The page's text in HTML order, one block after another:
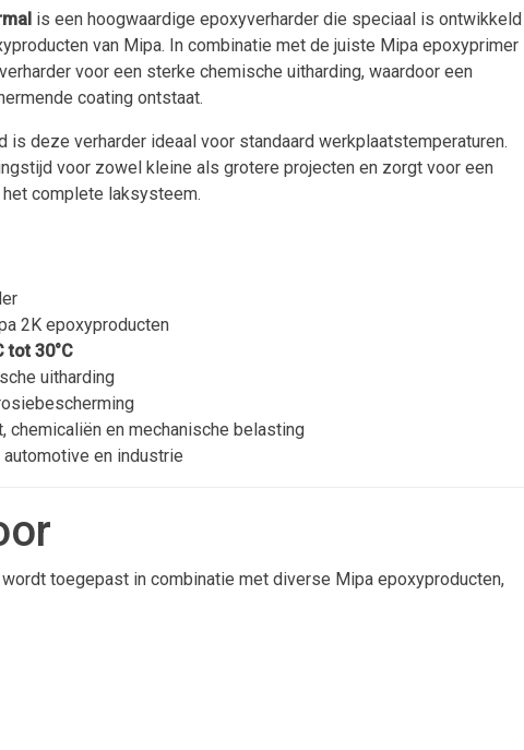
is een hoogwaardige epoxyverharder die speciaal is ontwikkeld
van Mipa. In combinatie met de juiste Mipa epoxyprimer
voor een sterke chemische uitharding, waardoor een
coating ontstaat.
is deze verharder ideaal voor standaard werkplaatstemperaturen.
voor zowel kleine als grotere projecten en zorgt voor een
complete laksysteem.
2K epoxyproducten
tot 30°C
uitharding
chemicaliën en mechanische belasting
en industrie
wordt toegepast in combinatie met diverse Mipa epoxyproducten,